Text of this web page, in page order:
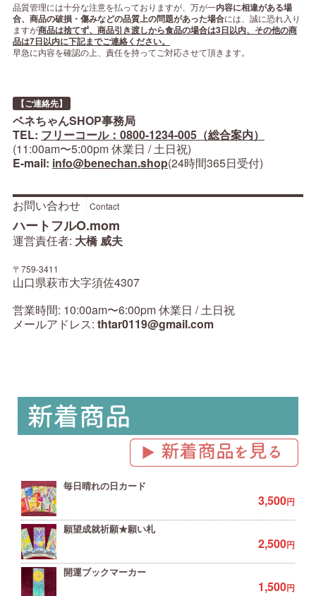
品質管理には十分な注意を払っておりますが、万が一内容に相違がある場
合、商品の破損・傷みなどの品質上の問題があった場合には、誠に恐れ入り
ますが商品は捨てず、商品引き渡しから食品の場合は3日以内、その他の商
品は7日以内に下記までご連絡ください。
早急に内容を確認の上、責任を持ってご対応させて頂きます。
【ご連絡先】
ベネちゃんSHOP事務局
TEL: フリーコール：0800-1234-005（総合案内）
(11:00am〜5:00pm 休業日 / 土日祝)
E-mail: info@benechan.shop(24時間365日受付)
お問い合わせ Contact
ハートフルO.mom
運営責任者: 大橋 威夫
〒759-3411
山口県萩市大字須佐4307
営業時間: 10:00am〜6:00pm 休業日 / 土日祝
メールアドレス: thtar0119@gmail.com
毎日晴れの日カード
3,500円
願望成就祈願★願い札
2,500円
開運ブックマーカー
1,500円